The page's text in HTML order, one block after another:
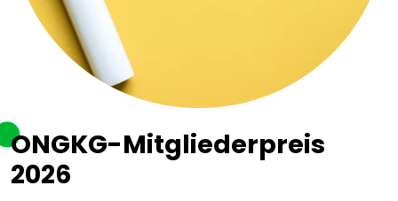
ONGKG-Mitgliederpreis
2026